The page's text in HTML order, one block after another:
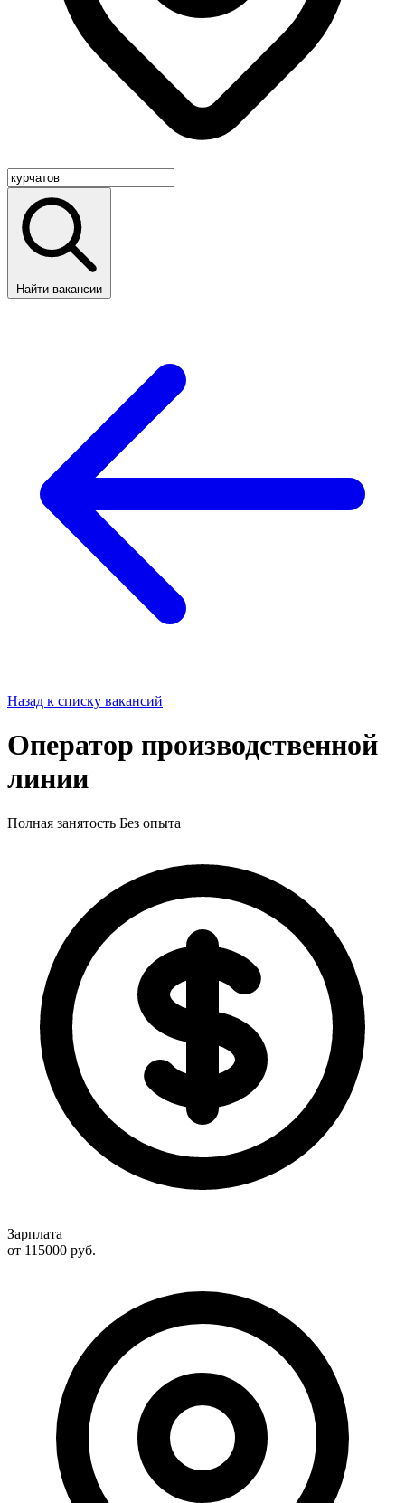
Найти вакансии
Назад к списку вакансий
Оператор производственной
линии
Полная занятость Без опыта
Зарплата
от 115000 руб.